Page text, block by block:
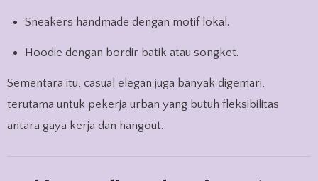
Sneakers handmade dengan motif lokal.
Hoodie dengan bordir batik atau songket.
Sementara itu, casual elegan juga banyak digemari,
terutama untuk pekerja urban yang butuh fleksibilitas
antara gaya kerja dan hangout.